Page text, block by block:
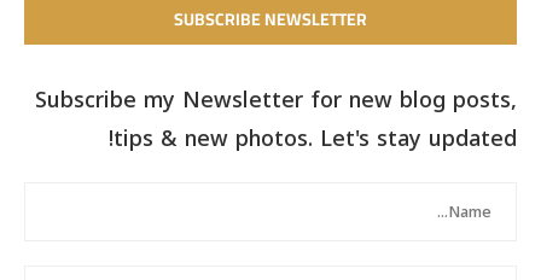
SUBSCRIBE NEWSLETTER
Subscribe my Newsletter for new blog posts,
tips & new photos. Let's stay updated!